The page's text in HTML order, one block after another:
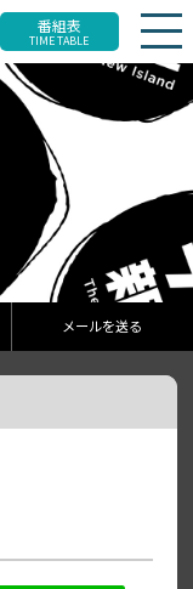
番組表
TIME TABLE
メールを送る